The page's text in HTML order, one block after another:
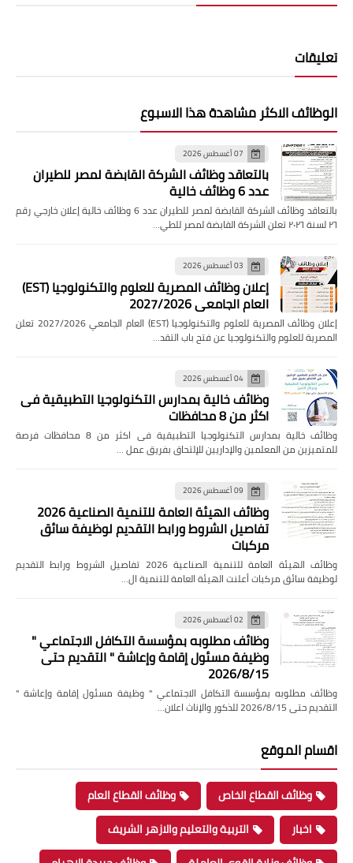
تعليقات
الوظائف الاكثر مشاهدة هذا الاسبوع
07 أغسطس 2026
بالتعاقد وظائف الشركة القابضة لمصر للطيران
عدد 6 وظائف خالية
بالتعاقد وظائف الشركة القابضة لمصر للطيران عدد 6 وظائف خالية إعلان خارجي رقم
٢٦ لسنة ٢٠٢٦ تعلن الشركة القابضة لمصر للطي…
03 أغسطس 2026
إعلان وظائف المصرية للعلوم والتكنولوجيا (EST)
العام الجامعي 2027/2026
إعلان وظائف المصرية للعلوم والتكنولوجيا (EST) العام الجامعي 2027/2026 تعلن
المصرية للعلوم والتكنولوجيا عن فتح باب التقد…
04 أغسطس 2026
وظائف خالية بمدارس التكنولوجيا التطبيقية فى
اكثر من 8 محافظات
وظائف خالية بمدارس التكنولوجيا التطبيقية فى اكثر من 8 محافظات فرصة
للمتميزين من المعلمين والإداريين للإلتحاق بفريق عمل …
09 أغسطس 2026
وظائف الهيئة العامة للتنمية الصناعية 2026
تفاصيل الشروط ورابط التقديم لوظيفة سائق
مركبات
وظائف الهيئة العامة للتنمية الصناعية 2026 تفاصيل الشروط ورابط التقديم
لوظيفة سائق مركبات أعلنت الهيئة العامة للتنمية ال…
02 أغسطس 2026
وظائف مطلوبه بمؤسسة التكافل الاجتماعي "
وظيفة مسئول إقامة وإعاشة " التقديم حتى
2026/8/15
وظائف مطلوبه بمؤسسة التكافل الاجتماعي " وظيفة مسئول إقامة وإعاشة "
التقديم حتى 2026/8/15 للذكور والإناث اعلان…
اقسام الموقع
وظائف القطاع الخاص
وظائف القطاع العام
اخبار
التربية والتعليم والازهر الشريف